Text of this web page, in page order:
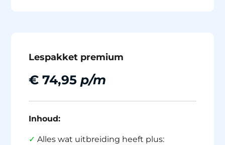
Lespakket premium
€ 74,95p/m
Inhoud:
✓ Alles wat uitbreiding heeft plus: